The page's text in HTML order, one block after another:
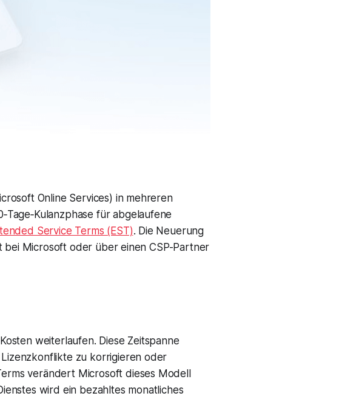
Online Services) in mehreren
für abgelaufene
Service Terms (EST). Die Neuerung
Microsoft oder über einen CSP-Partner
weiterlaufen. Diese Zeitspanne
zu korrigieren oder
verändert Microsoft dieses Modell
wird ein bezahltes monatliches